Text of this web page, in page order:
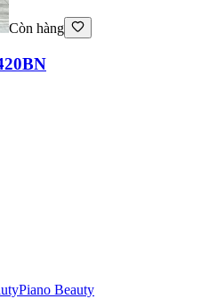
Còn hàng
Piano Beauty